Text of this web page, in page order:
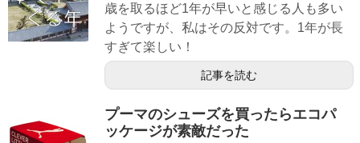
歳を取るほど1年が早いと感じる人も多い
ようですが、私はその反対です。1年が長
すぎて楽しい！
記事を読む
プーマのシューズを買ったらエコパ
ッケージが素敵だった